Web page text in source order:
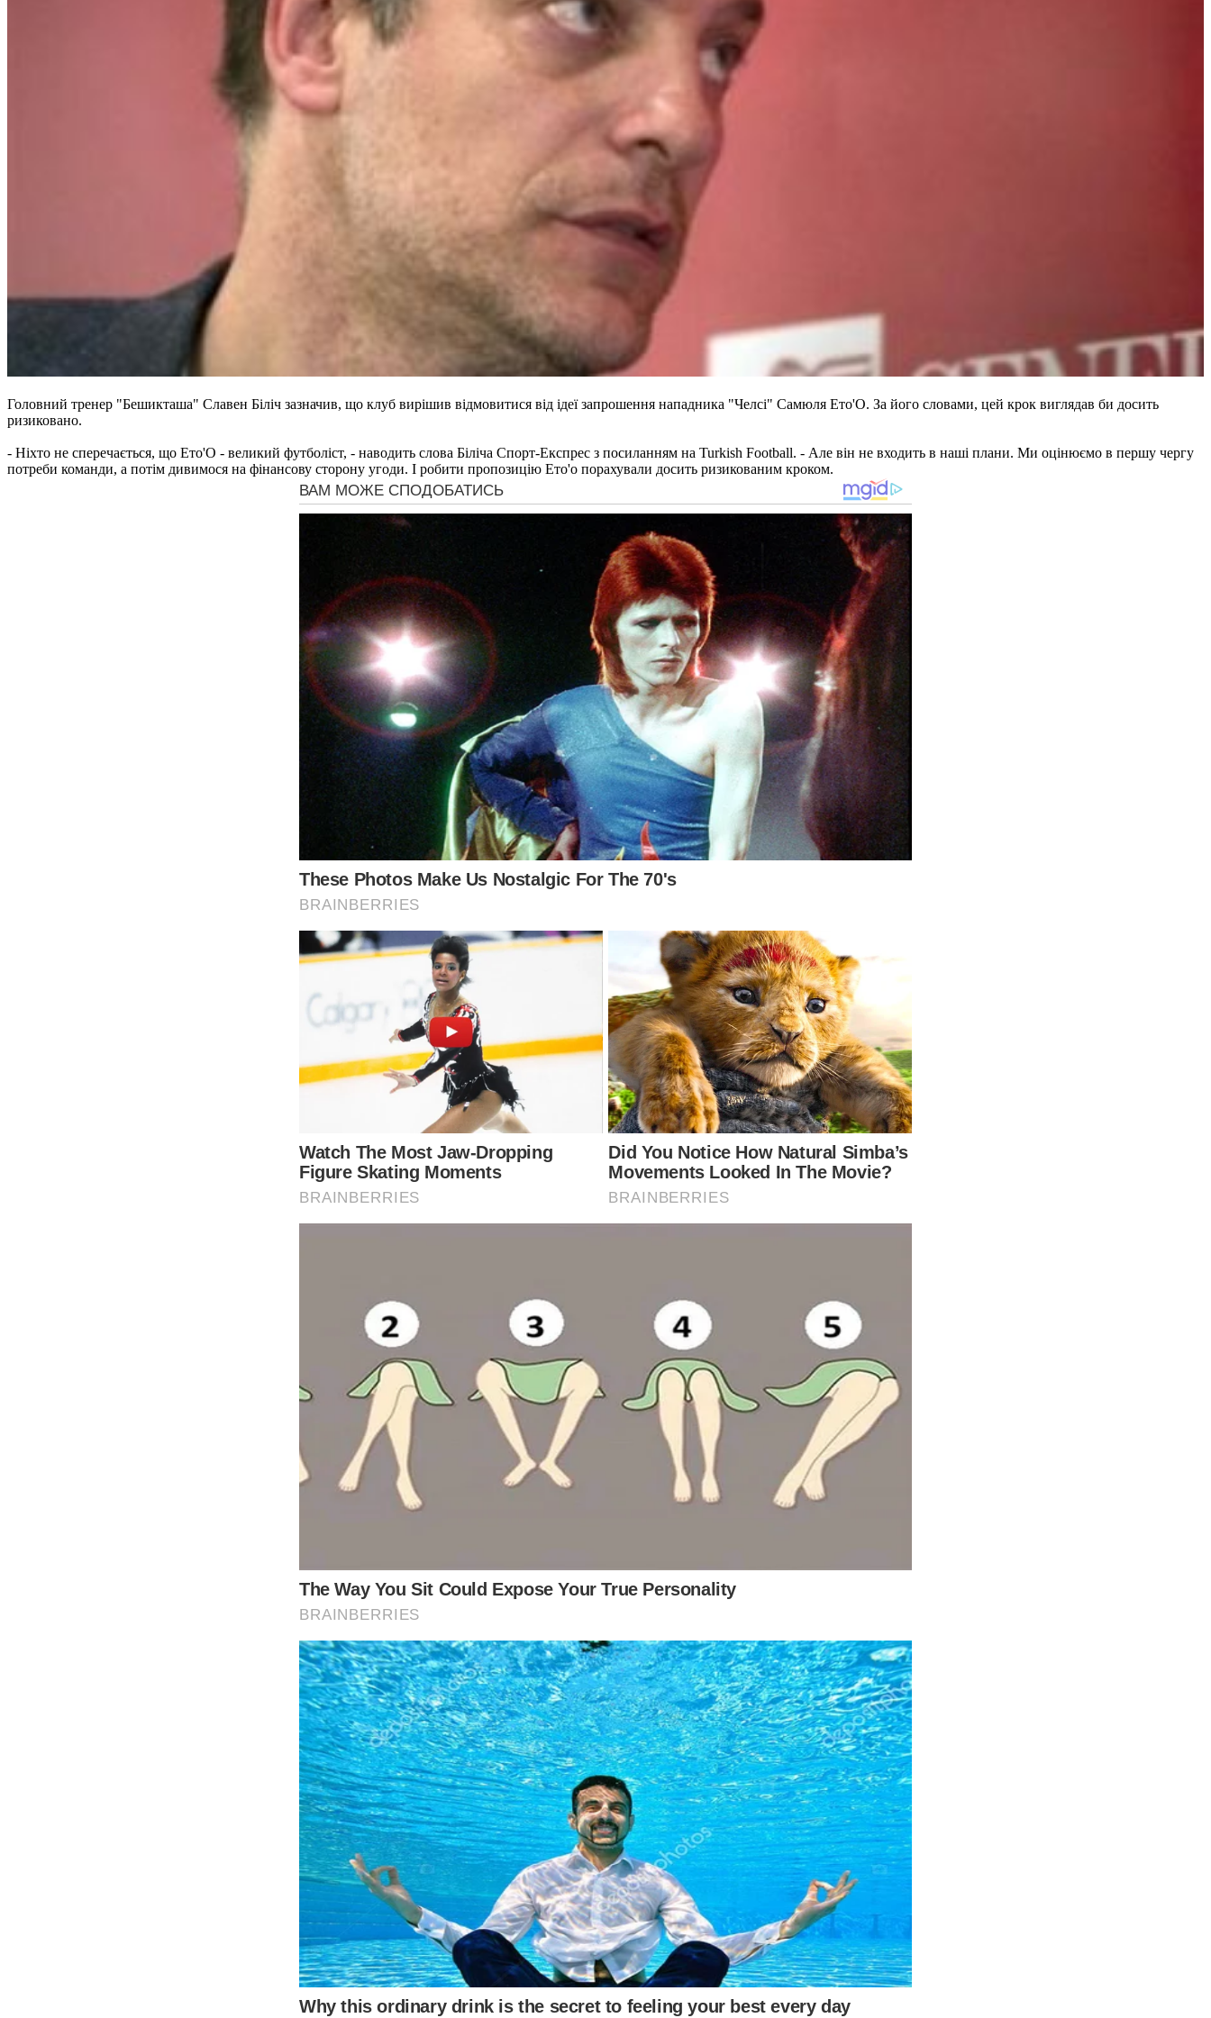
Головний тренер "Бешикташа" Славен Біліч зазначив, що клуб вирішив відмовитися від ідеї запрошення нападника "Челсі" Самюля Ето'О. За його словами, цей крок виглядав би досить
ризиковано.
- Ніхто не сперечається, що Ето'О - великий футболіст, - наводить слова Біліча Спорт-Експрес з посиланням на Turkish Football. - Але він не входить в наші плани. Ми оцінюємо в першу чергу
потреби команди, а потім дивимося на фінансову сторону угоди. І робити пропозицію Ето'о порахували досить ризикованим кроком.